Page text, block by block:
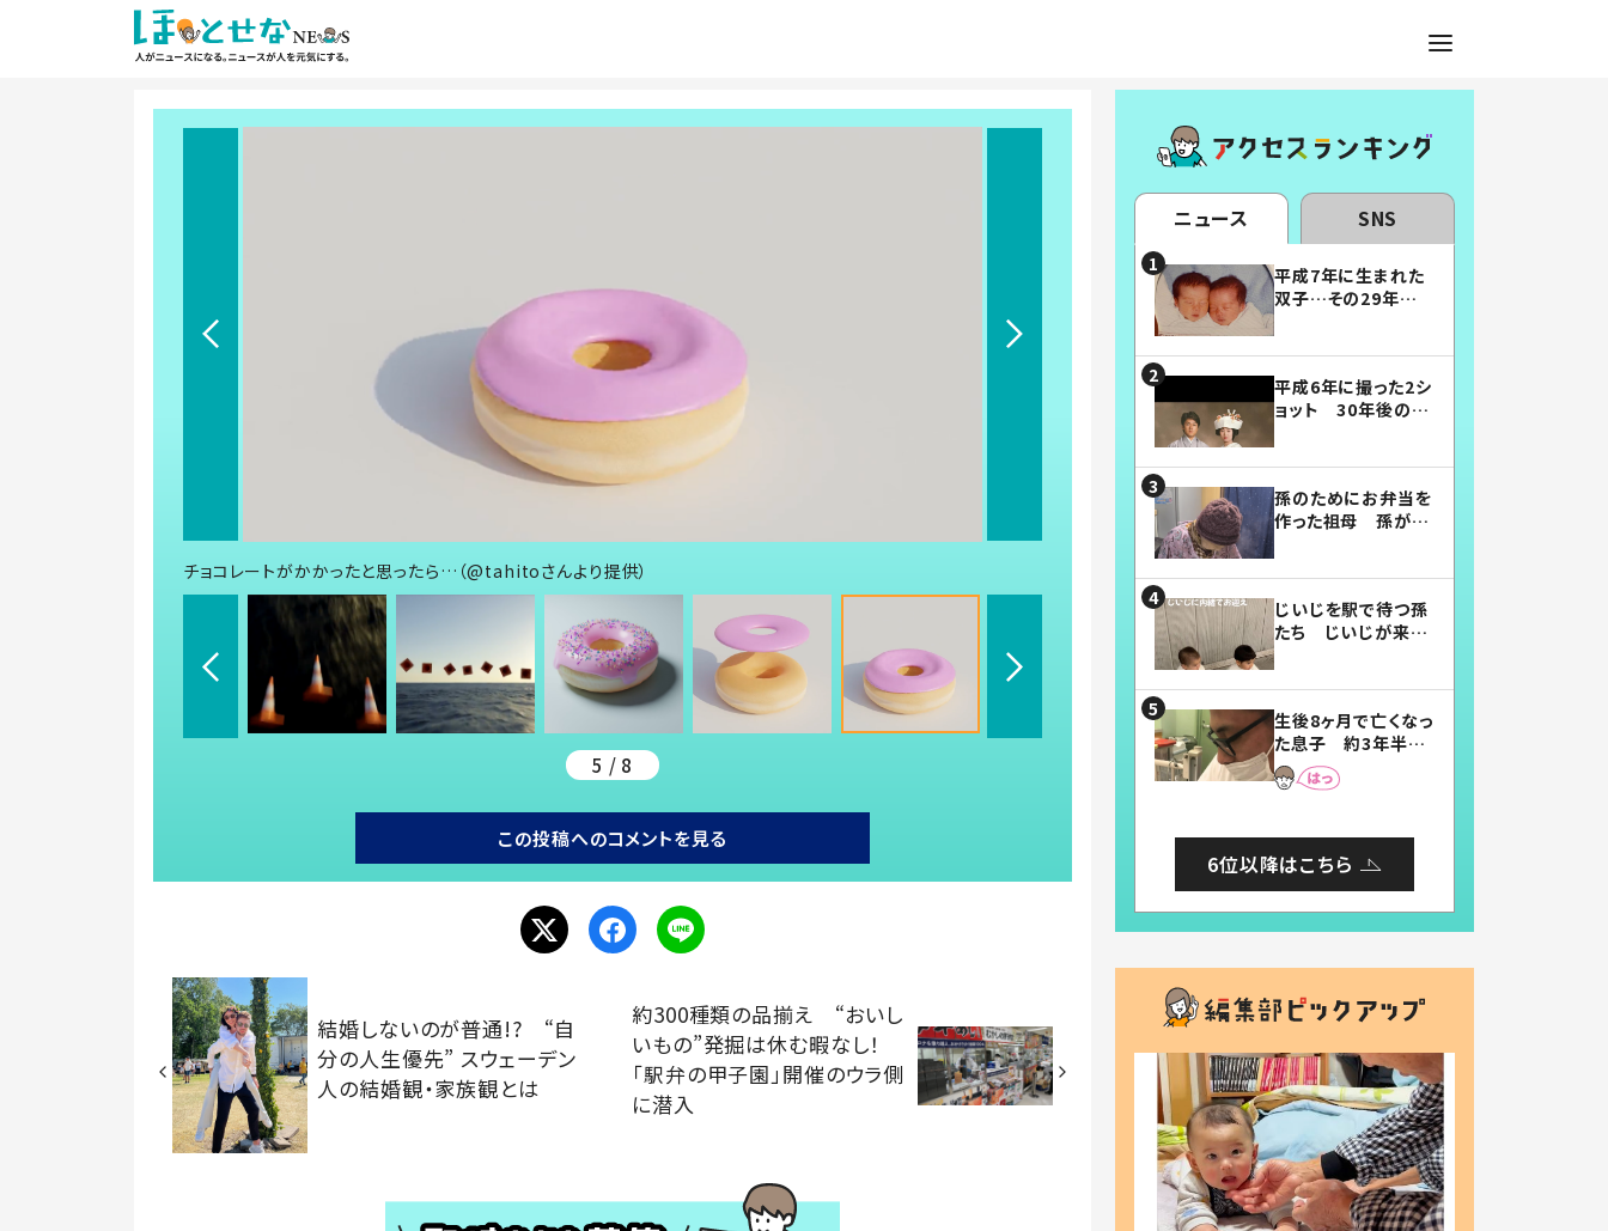
チョコレートがかかったと思ったら…（@tahitoさんより提供）
5 / 8
この投稿へのコメントを見る
結婚しないのが普通!? “自
分の人生優先” スウェーデン
人の結婚観・家族観とは
約300種類の品揃え “おいし
いもの”発掘は休む暇なし！
「駅弁の甲子園」開催のウラ側
に潜入
ニュース SNS
平成7年に生まれた
双子…その29年後
平成6年に撮った2シ
ョット 30年後の姿
孫のためにお弁当を
作った祖母 孫が絶
じいじを駅で待つ孫
たち じいじが来た
まらない」「幸せにな
れる」
生後8ヶ月で亡くなっ
た息子 約3年半
後、当時の妻の日記
に書いてあった本音
6位以降はこちら